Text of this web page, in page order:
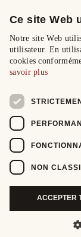
Ce site Web
Notre site Web
utilisateur. En
cookies
savoir plus
NON
ACCEPTER